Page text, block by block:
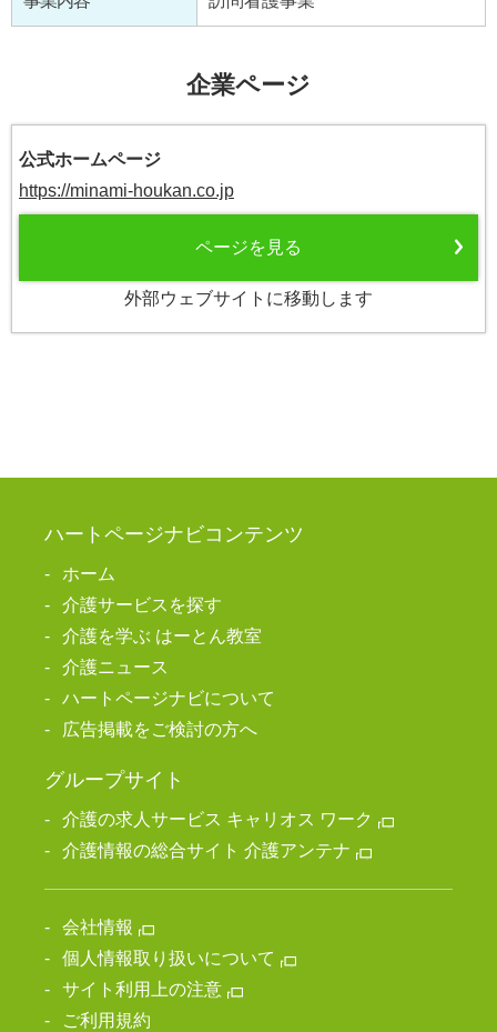
企業ページ
公式ホームページ
https://minami-houkan.co.jp
ページを見る
外部ウェブサイトに移動します
ハートページナビコンテンツ
ホーム
介護サービスを探す
介護を学ぶ はーとん教室
介護ニュース
ハートページナビについて
広告掲載をご検討の方へ
グループサイト
介護の求人サービス キャリオス ワーク
介護情報の総合サイト 介護アンテナ
会社情報
個人情報取り扱いについて
サイト利用上の注意
ご利用規約